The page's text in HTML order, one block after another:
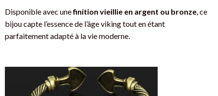
Disponible avec unefinition vieillie en argent ou bronze, ce
bijou capte l’essence de l’âge viking tout en étant
parfaitement adapté à la vie moderne.